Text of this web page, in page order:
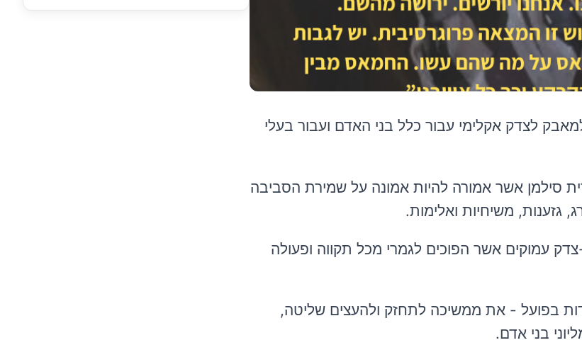
לצדק אקלימי עבור כלל בני האדם ועבור בעלי
סילמן אשר אמורה להיות אמונה על שמירת הסביבה
גזענות, משיחיות ואלימות.
עמוקים אשר הפוכים לגמרי מכל תקווה ופעולה
בפועל - את ממשיכה לתחזק ולהעצים שליטה,
בני אדם.